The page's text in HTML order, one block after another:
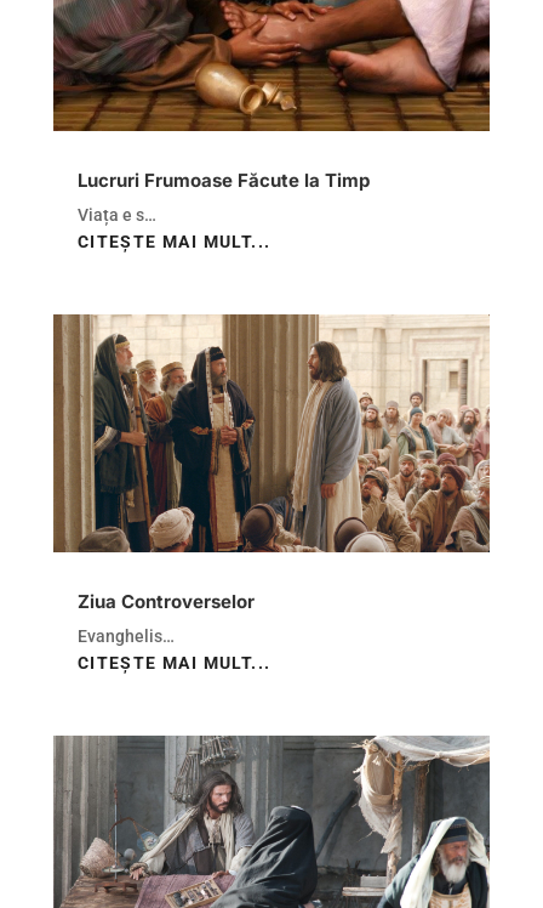
Lucruri Frumoase Făcute la Timp
Viața e s…
CITEȘTE MAI MULT...
Ziua Controverselor
Evanghelis…
CITEȘTE MAI MULT...